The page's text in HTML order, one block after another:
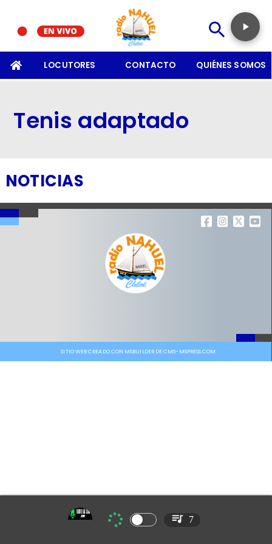
LOCUTORES CONTACTO QUIÉNES SOMOS
Tenis adaptado
NOTICIAS
SITIO WEB CREADO CON MSBUILDER DE CMS-MSPRESS.COM
7